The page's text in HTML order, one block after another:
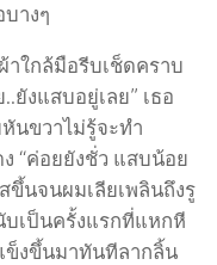
างๆ
าใกล้มือรีบเช็ดคราบ
ยังแสบอยู่เลย” เธอ
นขวาไม่รู้จะทำ
“ค่อยยังชั่ว แสบน้อย
ขึ้นจนผมเลียเพลินถึงรู
บเป็นครั้งแรกที่แหกหี
ข็งขึ้นมาทันทีลากลิ้น